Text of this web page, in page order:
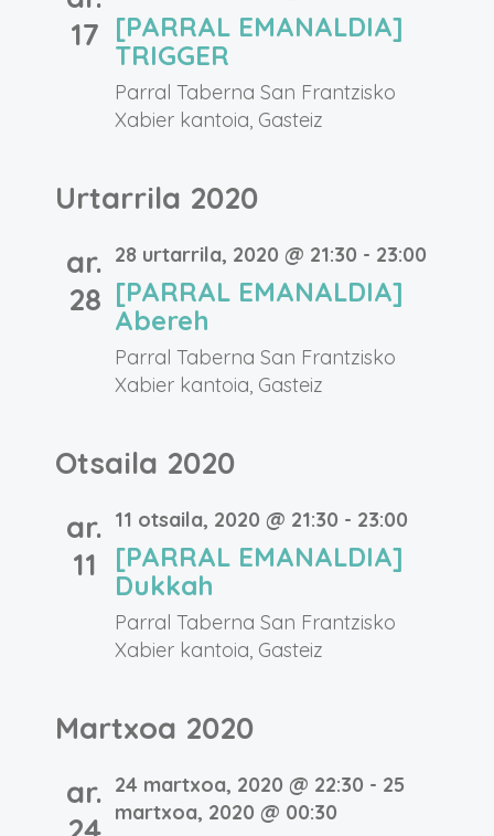
17 [PARRAL EMANALDIA]
TRIGGER
Parral Taberna San Frantzisko
Xabier kantoia, Gasteiz
Urtarrila 2020
ar.
28
28 urtarrila, 2020 @ 21:30 - 23:00
[PARRAL EMANALDIA]
Abereh
Parral Taberna San Frantzisko
Xabier kantoia, Gasteiz
Otsaila 2020
ar.
11
11 otsaila, 2020 @ 21:30 - 23:00
[PARRAL EMANALDIA]
Dukkah
Parral Taberna San Frantzisko
Xabier kantoia, Gasteiz
Martxoa 2020
ar. 24 martxoa, 2020 @ 22:30 - 25
martxoa, 2020 @ 00:30